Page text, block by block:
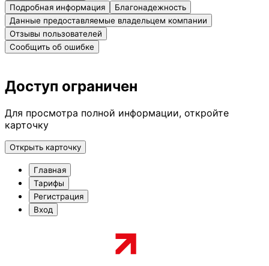
Подробная информация
Благонадежность
Данные предоставляемые владельцем компании
Отзывы пользователей
Сообщить об ошибке
Доступ ограничен
Для просмотра полной информации, откройте
карточку
Открыть карточку
Главная
Тарифы
Регистрация
Вход